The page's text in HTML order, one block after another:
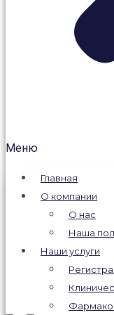
Меню
Главная
О компании
О нас
Наша
Наши услуги